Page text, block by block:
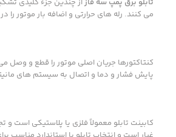
تابلو برق پمپ سه فازاز چندین جزء کلیدی
می کنند. رله های حرارتی و اضافه بار موتور
پایش فشار و دما و اتصال به سیستم های